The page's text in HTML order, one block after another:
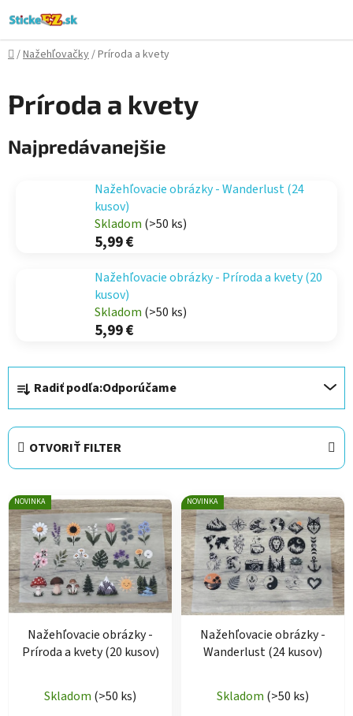
na
obsah
Domov
/Nažehľovačky/Príroda a kvety
Príroda a kvety
Najpredávanejšie
Nažehľovacie obrázky - Wanderlust (24
kusov)
Skladom (>50 ks)
5,99 €
Nažehľovacie obrázky - Príroda a kvety (20
kusov)
Skladom (>50 ks)
5,99 €
R
a
d
e
n
e
p
r
o
d
u
k
Radiť podľa:Odporúčame
OTVORIŤ FILTER
V
ý
p
i
s
p
r
NOVINKA
Nažehľovacie obrázky -
Príroda a kvety (20 kusov)
Skladom (>50 ks)
NOVINKA
Nažehľovacie obrázky -
Wanderlust (24 kusov)
Skladom (>50 ks)